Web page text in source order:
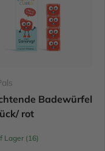
Badewürfel
rot
Lager (16)